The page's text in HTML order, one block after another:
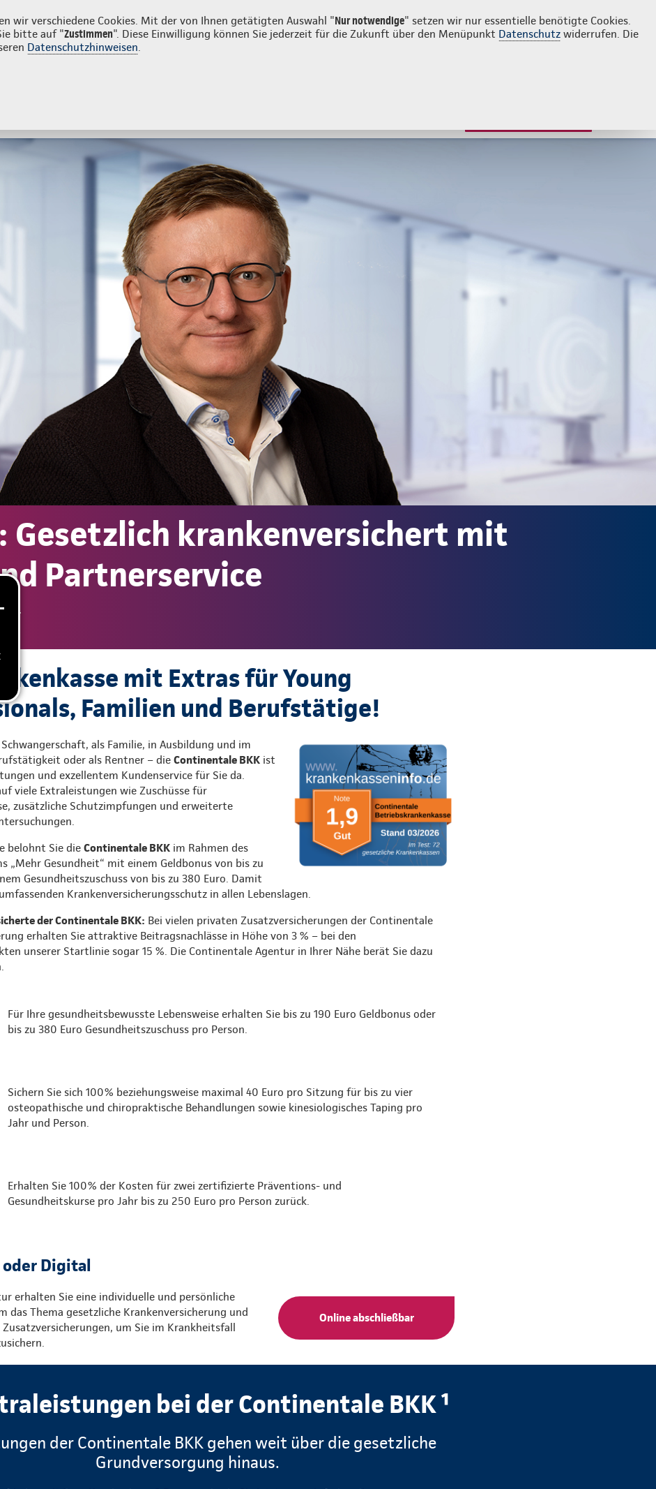
wir verschiedene Cookies. Mit der von Ihnen getätigten Auswahl "Nur notwendige" setzen wir nur essentielle benötigte Cookies.
bitte auf "Zustimmen". Diese Einwilligung können Sie jederzeit für die Zukunft über den Menüpunkt Datenschutz widerrufen. Die
Datenschutzhinweisen.
Login Kontakt 0841 83336
Gesetzlich krankenversichert mit
Partnerservice
mit Extras für Young
Familien und Berufstätige!
als Familie, in Ausbildung und im
oder als Rentner – die Continentale BKKist
und exzellentem Kundenservice für Sie da.
viele Extraleistungen wie Zuschüsse für
zusätzliche Schutzimpfungen und erweiterte
belohnt Sie die Continentale BKKim Rahmen des
„Mehr Gesundheit“ mit einem Geldbonus von bis zu
Gesundheitszuschuss von bis zu 380 Euro. Damit
Krankenversicherungsschutz in allen Lebenslagen.
der Continentale BKK: Bei vielen privaten Zusatzversicherungen der Continentale
erhalten Sie attraktive Beitragsnachlässe in Höhe von 3 % – bei den
unserer Startlinie sogar 15 %. Die Continentale Agentur in Ihrer Nähe berät Sie dazu
Für Ihre gesundheitsbewusste Lebensweise erhalten Sie bis zu 190 Euro Geldbonus oder
bis zu 380 Euro Gesundheitszuschuss pro Person.
Sichern Sie sich 100% beziehungsweise maximal 40 Euro pro Sitzung für bis zu vier
osteopathische und chiropraktische Behandlungen sowie kinesiologisches Taping pro
Jahr und Person.
Erhalten Sie 100% der Kosten für zwei zertifizierte Präventions- und
Gesundheitskurse pro Jahr bis zu 250 Euro pro Person zurück.
Digital
Online abschließbar
erhalten Sie eine individuelle und persönliche
das Thema gesetzliche Krankenversicherung und
um Sie im Krankheitsfall
bei der Continentale BKK ¹
der Continentale BKK gehen weit über die gesetzliche
Grundversorgung hinaus.